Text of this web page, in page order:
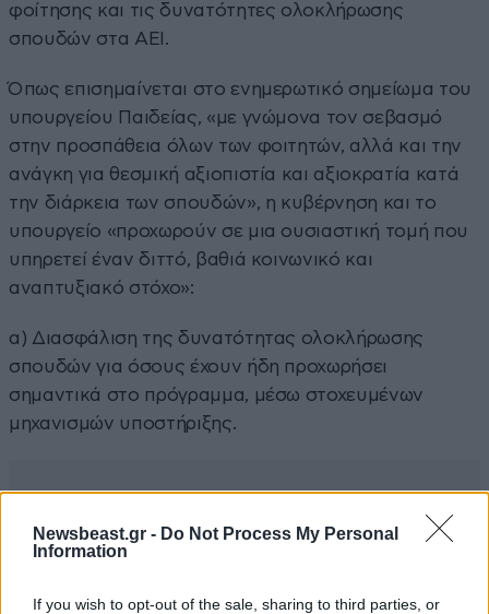
Newsbeast.gr - Do Not Process My Personal
Information
If you wish to opt-out of the sale, sharing to third parties, or
φοίτησης και τις δυνατότητες ολοκλήρωσης
σπουδών στα ΑΕΙ.
Όπως επισημαίνεται στο ενημερωτικό σημείωμα του
υπουργείου Παιδείας, «με γνώμονα τον σεβασμό
στην προσπάθεια όλων των φοιτητών, αλλά και την
ανάγκη για θεσμική αξιοπιστία και αξιοκρατία κατά
την διάρκεια των σπουδών», η κυβέρνηση και το
υπουργείο «προχωρούν σε μια ουσιαστική τομή που
υπηρετεί έναν διττό, βαθιά κοινωνικό και
αναπτυξιακό στόχο»:
α) Διασφάλιση της δυνατότητας ολοκλήρωσης
σπουδών για όσους έχουν ήδη προχωρήσει
σημαντικά στο πρόγραμμα, μέσω στοχευμένων
μηχανισμών υποστήριξης.